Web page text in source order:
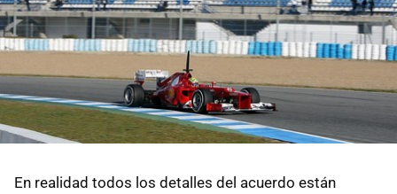
En realidad todos los detalles del acuerdo están